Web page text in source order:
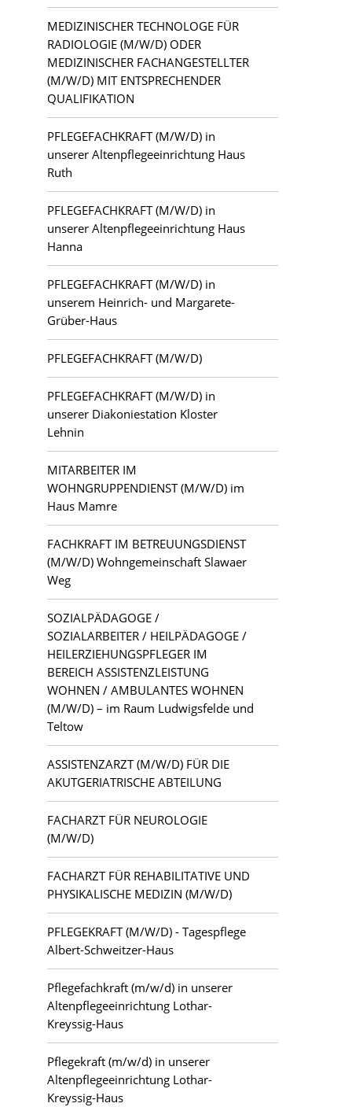
MEDIZINISCHER TECHNOLOGE FÜR
RADIOLOGIE (M/W/D) ODER
MEDIZINISCHER FACHANGESTELLTER
(M/W/D) MIT ENTSPRECHENDER
QUALIFIKATION
PFLEGEFACHKRAFT (M/W/D) in
unserer Altenpflegeeinrichtung Haus
Ruth
PFLEGEFACHKRAFT (M/W/D) in
unserer Altenpflegeeinrichtung Haus
Hanna
PFLEGEFACHKRAFT (M/W/D) in
unserem Heinrich- und Margarete-
Grüber-Haus
PFLEGEFACHKRAFT (M/W/D)
PFLEGEFACHKRAFT (M/W/D) in
unserer Diakoniestation Kloster
Lehnin
MITARBEITER IM
WOHNGRUPPENDIENST (M/W/D) im
Haus Mamre
FACHKRAFT IM BETREUUNGSDIENST
(M/W/D) Wohngemeinschaft Slawaer
Weg
SOZIALPÄDAGOGE /
SOZIALARBEITER / HEILPÄDAGOGE /
HEILERZIEHUNGSPFLEGER IM
BEREICH ASSISTENZLEISTUNG
WOHNEN / AMBULANTES WOHNEN
(M/W/D) – im Raum Ludwigsfelde und
Teltow
ASSISTENZARZT (M/W/D) FÜR DIE
AKUTGERIATRISCHE ABTEILUNG
FACHARZT FÜR NEUROLOGIE
(M/W/D)
FACHARZT FÜR REHABILITATIVE UND
PHYSIKALISCHE MEDIZIN (M/W/D)
PFLEGEKRAFT (M/W/D) - Tagespflege
Albert-Schweitzer-Haus
Pflegefachkraft (m/w/d) in unserer
Altenpflegeeinrichtung Lothar-
Kreyssig-Haus
Pflegekraft (m/w/d) in unserer
Altenpflegeeinrichtung Lothar-
Kreyssig-Haus